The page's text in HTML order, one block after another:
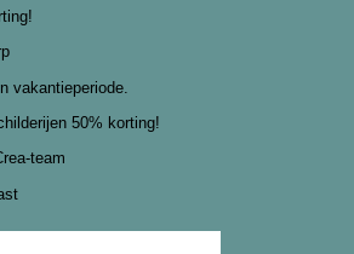
vakantieperiode.
50% korting!
team